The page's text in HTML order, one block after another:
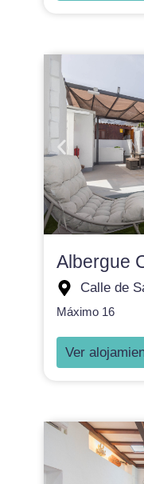
Albergue
Calle de
Máximo 16
Ver